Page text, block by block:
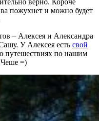
пожухнет и можно будет
– Алексея и Александра
У Алексея есть свой
путешествиях по нашим
=)